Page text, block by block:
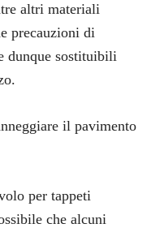
altri materiali
precauzioni di
dunque sostituibili
il pavimento
per tappeti
che alcuni